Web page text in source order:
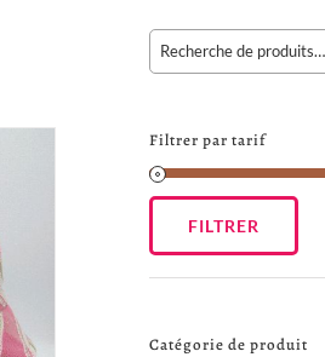
Filtrer par tarif
min
max
FILTRER
Catégorie de produit